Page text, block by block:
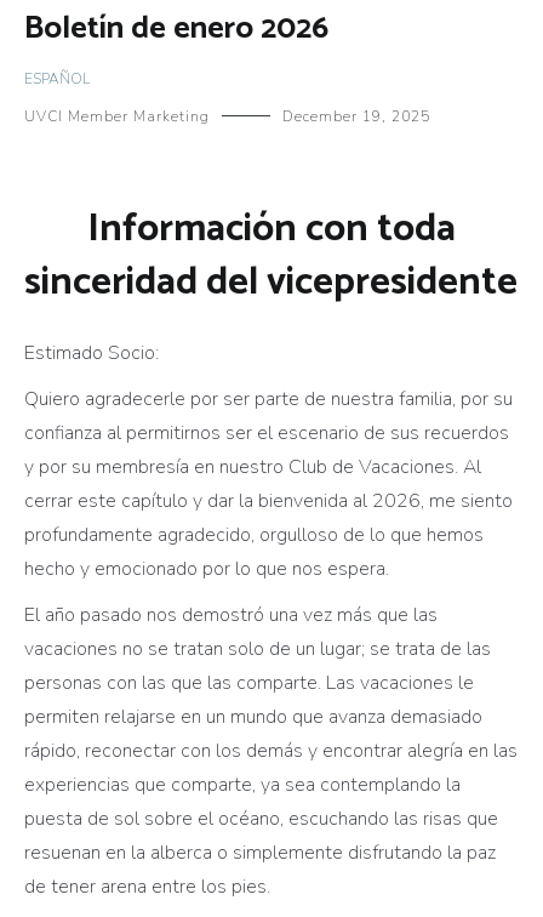
Boletín de enero 2026
ESPAÑOL
UVCI Member Marketing
December 19, 2025
Información con toda
sinceridad del vicepresidente
Estimado Socio:
Quiero agradecerle por ser parte de nuestra familia, por su
confianza al permitirnos ser el escenario de sus recuerdos
y por su membresía en nuestro Club de Vacaciones. Al
cerrar este capítulo y dar la bienvenida al 2026, me siento
profundamente agradecido, orgulloso de lo que hemos
hecho y emocionado por lo que nos espera.
El año pasado nos demostró una vez más que las
vacaciones no se tratan solo de un lugar; se trata de las
personas con las que las comparte. Las vacaciones le
permiten relajarse en un mundo que avanza demasiado
rápido, reconectar con los demás y encontrar alegría en las
experiencias que comparte, ya sea contemplando la
puesta de sol sobre el océano, escuchando las risas que
resuenan en la alberca o simplemente disfrutando la paz
de tener arena entre los pies.